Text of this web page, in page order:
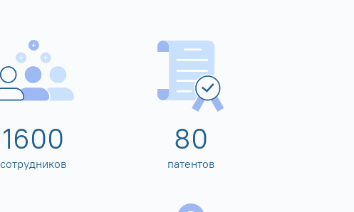
1600
сотрудников
80
патентов